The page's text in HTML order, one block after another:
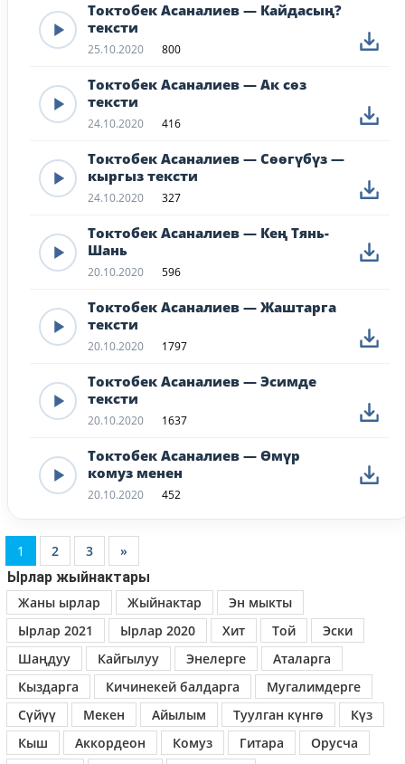
Токтобек Асаналиев — Кайдасың?
тексти
25.10.2020 800
Токтобек Асаналиев — Ак сөз
тексти
24.10.2020 416
Токтобек Асаналиев — Сөөгүбүз —
кыргыз тексти
24.10.2020 327
Токтобек Асаналиев — Кең Тянь-
Шань
20.10.2020 596
Токтобек Асаналиев — Жаштарга
тексти
20.10.2020 1797
Токтобек Асаналиев — Эсимде
тексти
20.10.2020 1637
Токтобек Асаналиев — Өмүр
комуз менен
20.10.2020 452
1 2 3
»
Ырлар жыйнактары
Жаны ырлар
Жыйнактар
Эн мыкты
Ырлар 2021
Ырлар 2020 Хит Той
Эски
Шаңдуу
Кайгылуу Энелерге
Аталарга
Кыздарга
Кичинекей балдарга
Мугалимдерге
Сүйүү
Мекен Айылым Туулган күнгө
Күз
Кыш
Аккордеон Комуз Гитара
Орусча